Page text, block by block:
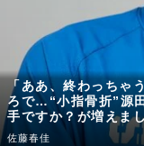
「ああ、終わっちゃ
ろで…“小指骨折”源
手ですか？が増えまし
佐藤春佳